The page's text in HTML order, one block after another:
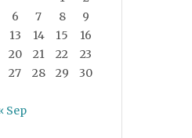
6 7 8
9
13 14 15
16
20 21 22
23
27 28 29
30
Sep